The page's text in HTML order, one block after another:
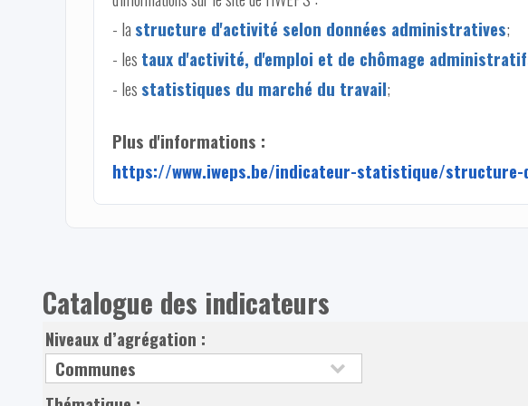
- la structure d'activité selon données administratives;
- les taux d'activité, d'emploi et de chômage
- les statistiques du marché du travail;
Plus d'informations :
https://www.iweps.be/indicateur-statistique/
Catalogue des indicateurs
Niveaux d’agrégation :